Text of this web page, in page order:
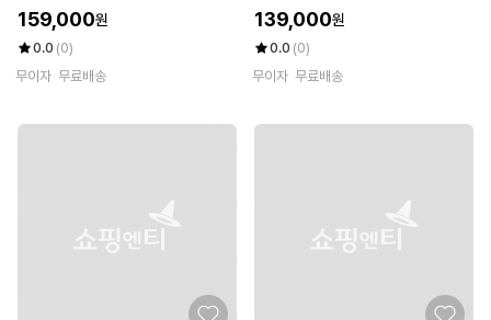
159,000원
0.0 (0)
무이자 무료배송
139,000원
0.0 (0)
무이자 무료배송